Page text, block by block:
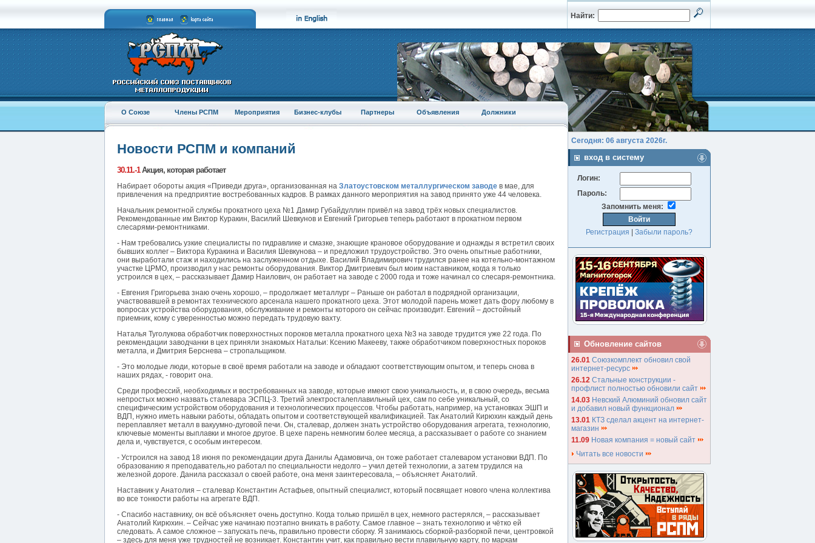
Найти:
О Союзе Члены РСПМ Мероприятия Бизнес-клубы Партнеры Объявления Должники
Новости РСПМ и компаний
30.11.-1Акция, которая работает
Набирает обороты акция «Приведи друга», организованная на Златоустовском металлургическом заводе в мае, для
привлечения на предприятие востребованных кадров. В рамках данного мероприятия на завод принято уже 44 человека.
Начальник ремонтной службы прокатного цеха №1 Дамир Губайдуллин привёл на завод трёх новых специалистов.
Рекомендованные им Виктор Куракин, Василий Шевкунов и Евгений Григорьев теперь работают в прокатном первом
слесарями-ремонтниками.
- Нам требовались узкие специалисты по гидравлике и смазке, знающие крановое оборудование и однажды я встретил своих
бывших коллег – Виктора Куракина и Василия Шевкунова – и предложил трудоустройство. Это очень опытные работники,
они выработали стаж и находились на заслуженном отдыхе. Василий Владимирович трудился ранее на котельно-монтажном
участке ЦРМО, производил у нас ремонты оборудования. Виктор Дмитриевич был моим наставником, когда я только
устроился в цех, – рассказывает Дамир Наилович, он работает на заводе с 2000 года и тоже начинал со слесаря-ремонтника.
- Евгения Григорьева знаю очень хорошо, – продолжает металлург – Раньше он работал в подрядной организации,
участвовавшей в ремонтах технического арсенала нашего прокатного цеха. Этот молодой парень может дать фору любому в
вопросах устройства оборудования, обслуживание и ремонты которого он сейчас производит. Евгений – достойный
приемник, кому с уверенностью можно передать трудовую вахту.
Наталья Туголукова обработчик поверхностных пороков металла прокатного цеха №3 на заводе трудится уже 22 года. По
рекомендации заводчанки в цех приняли знакомых Натальи: Ксению Макееву, также обработчиком поверхностных пороков
металла, и Дмитрия Берснева – стропальщиком.
- Это молодые люди, которые в своё время работали на заводе и обладают соответствующим опытом, и теперь снова в
наших рядах, - говорит она.
Среди профессий, необходимых и востребованных на заводе, которые имеют свою уникальность, и, в свою очередь, весьма
непростых можно назвать сталевара ЭСПЦ-3. Третий электросталеплавильный цех, сам по себе уникальный, со
специфическим устройством оборудования и технологических процессов. Чтобы работать, например, на установках ЭШП и
ВДП, нужно иметь навыки работы, обладать опытом и соответствующей квалификацией. Так Анатолий Кирюхин каждый день
переплавляет металл в вакуумно-дуговой печи. Он, сталевар, должен знать устройство оборудования агрегата, технологию,
ключевые моменты выплавки и многое другое. В цехе парень немногим более месяца, а рассказывает о работе со знанием
дела и, чувствуется, с особым интересом.
- Устроился на завод 18 июня по рекомендации друга Данилы Адамовича, он тоже работает сталеваром установки ВДП. По
образованию я преподаватель,но работал по специальности недолго – учил детей технологии, а затем трудился на
железной дороге. Данила рассказал о своей работе, она меня заинтересовала, – объясняет Анатолий.
Наставник у Анатолия – сталевар Константин Астафьев, опытный специалист, который посвящает нового члена коллектива
во все тонкости работы на агрегате ВДП.
- Спасибо наставнику, он всё объясняет очень доступно. Когда только пришёл в цех, немного растерялся, – рассказывает
Анатолий Кирюхин. – Сейчас уже начинаю поэтапно вникать в работу. Самое главное – знать технологию и чётко ей
следовать. А самое сложное – запускать печь, правильно провести сборку. Я занимаюсь сборкой-разборкой печи, центровкой
– здесь для меня уже трудностей не возникает. Константин учит, как правильно вести плавильную карту, по маркам
Сегодня: 06 августа 2026г.
вход в систему
Логин:
Пароль:
Запомнить меня:
Регистрация Забыли пароль?
Обновление сайтов
26.01 Союзкомплект обновил свой
интернет-ресурс
26.12 Стальные конструкции -
профлист полностью обновили сайт
14.03 Невский Алюминий обновил сайт
и добавил новый функционал
13.01 КТЗ сделал акцент на интернет-
магазин
11.09 Новая компания = новый сайт
Читать все новости